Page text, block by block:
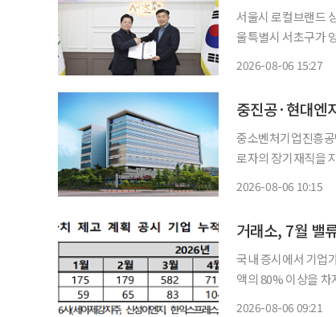
서울시 로컬브랜드
울특별시 서초구가
2026-08-06 15:27
중진공·현대엔
중소벤처기업진흥
로자의 장기재직을
2026-08-06 10:15
거래소, 7월 밸
국내 증시에서 기업
액의 80% 이상을 차지한 것으로 나타났다.
2026-08-06 09:21